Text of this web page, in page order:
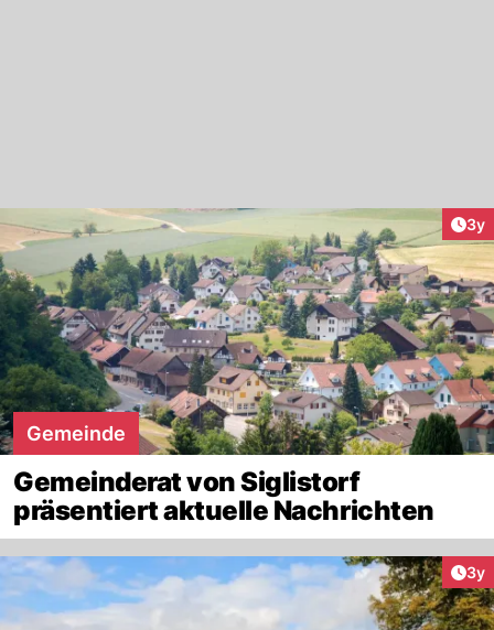
3y
Gemeinde
Gemeinderat von Siglistorf
präsentiert aktuelle Nachrichten
3y